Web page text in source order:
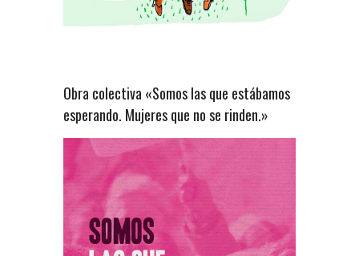
Obra colectiva «Somos las que estábamos
esperando. Mujeres que no se rinden.»